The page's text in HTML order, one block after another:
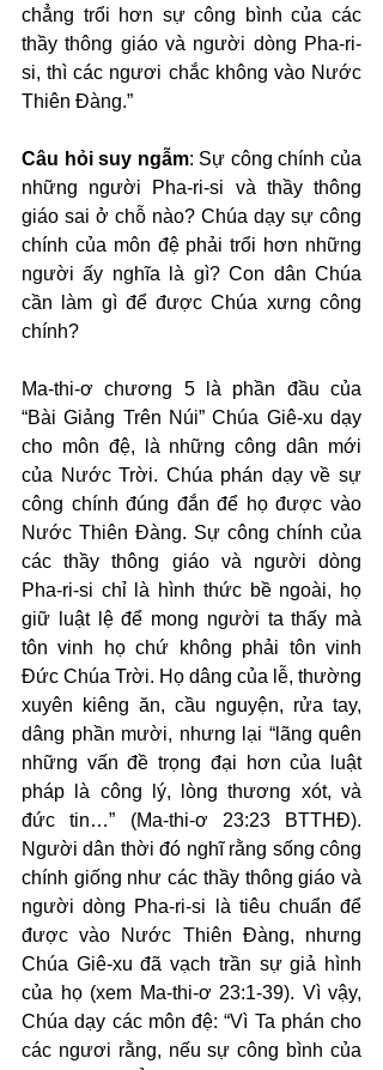
chẳng trổi hơn sự công bình của các
thầy thông giáo và người dòng Pha-ri-
si, thì các ngươi chắc không vào Nước
Thiên Đàng.”
Câu hỏi suy ngẫm: Sự công chính của
những người Pha-ri-si và thầy thông
giáo sai ở chỗ nào? Chúa dạy sự công
chính của môn đệ phải trổi hơn những
người ấy nghĩa là gì? Con dân Chúa
cần làm gì để được Chúa xưng công
chính?
Ma-thi-ơ chương 5 là phần đầu của
“Bài Giảng Trên Núi” Chúa Giê-xu dạy
cho môn đệ, là những công dân mới
của Nước Trời. Chúa phán dạy về sự
công chính đúng đắn để họ được vào
Nước Thiên Đàng. Sự công chính của
các thầy thông giáo và người dòng
Pha-ri-si chỉ là hình thức bề ngoài, họ
giữ luật lệ để mong người ta thấy mà
tôn vinh họ chứ không phải tôn vinh
Đức Chúa Trời. Họ dâng của lễ, thường
xuyên kiêng ăn, cầu nguyện, rửa tay,
dâng phần mười, nhưng lại “lãng quên
những vấn đề trọng đại hơn của luật
pháp là công lý, lòng thương xót, và
đức tin…” (Ma-thi-ơ 23:23 BTTHĐ).
Người dân thời đó nghĩ rằng sống công
chính giống như các thầy thông giáo và
người dòng Pha-ri-si là tiêu chuẩn để
được vào Nước Thiên Đàng, nhưng
Chúa Giê-xu đã vạch trần sự giả hình
của họ (xem Ma-thi-ơ 23:1-39). Vì vậy,
Chúa dạy các môn đệ: “Vì Ta phán cho
các ngươi rằng, nếu sự công bình của